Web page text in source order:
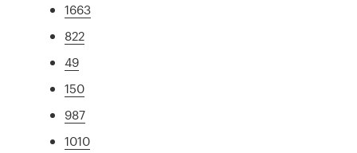
1663
822
49
150
987
1010